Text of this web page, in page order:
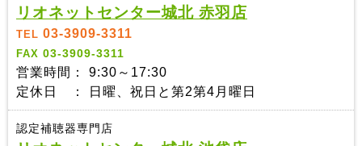
リオネットセンター城北 赤羽店
TEL 03-3909-3311
FAX 03-3909-3311
営業時間： 9:30～17:30
定休日 ： 日曜、祝日と第2第4月曜日
認定補聴器専門店